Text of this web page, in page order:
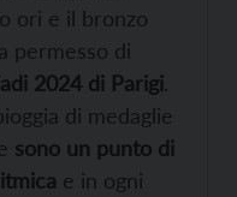
ori e il bronzo
permesso di
2024 di Parigi.
di medaglie
sono un punto di
e in ogni